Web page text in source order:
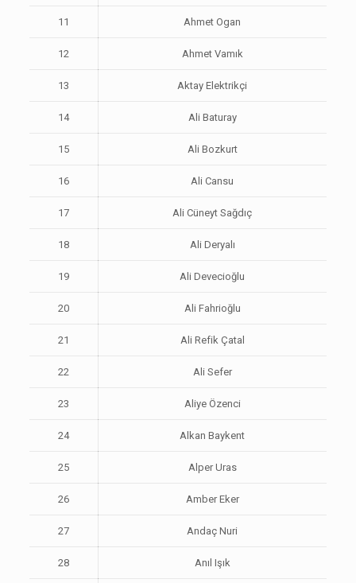
11 Ahmet Ogan
12 Ahmet Vamık
13 Aktay Elektrikçi
14 Ali Baturay
15 Ali Bozkurt
16 Ali Cansu
17 Ali Cüneyt Sağdıç
18 Ali Deryalı
19 Ali Devecioğlu
20 Ali Fahrioğlu
21 Ali Refik Çatal
22 Ali Sefer
23 Aliye Özenci
24 Alkan Baykent
25 Alper Uras
26 Amber Eker
27 Andaç Nuri
28 Anıl Işık